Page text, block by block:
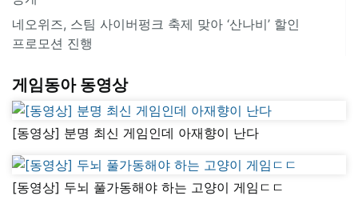
네오위즈, 스팀 사이버펑크 축제 맞아 ‘산나비’ 할인
프로모션 진행
게임동아 동영상
[동영상] 분명 최신 게임인데 아재향이 난다
[동영상] 두뇌 풀가동해야 하는 고양이 게임ㄷㄷ